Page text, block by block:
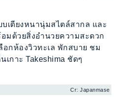
เตียงหนานุ่มสไตล์สากล และ
มด้วยสิ่งอำนวยความสะดวก
อกห้องวิวทะเล พักสบาย ชม
กาะ Takeshima ชัดๆ
Cr: Japanmase